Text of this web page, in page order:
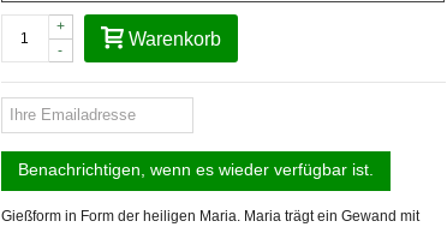
-
+
Warenkorb
Benachrichtigen, wenn es wieder verfügbar ist.
Gießform in Form der heiligen Maria. Maria trägt ein Gewand mit